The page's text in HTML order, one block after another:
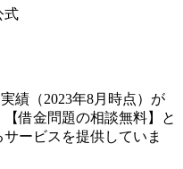
式
績（2023年8月時点）が
【借金問題の相談無料】
と
ービスを提供していま